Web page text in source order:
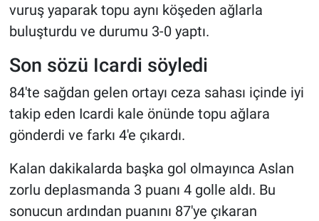
vuruş yaparak topu aynı köşeden ağlarla
buluşturdu ve durumu 3-0 yaptı.
Son sözü Icardi söyledi
84'te sağdan gelen ortayı ceza sahası içinde iyi
takip eden Icardi kale önünde topu ağlara
gönderdi ve farkı 4'e çıkardı.
Kalan dakikalarda başka gol olmayınca Aslan
zorlu deplasmanda 3 puanı 4 golle aldı. Bu
sonucun ardından puanını 87'ye çıkaran